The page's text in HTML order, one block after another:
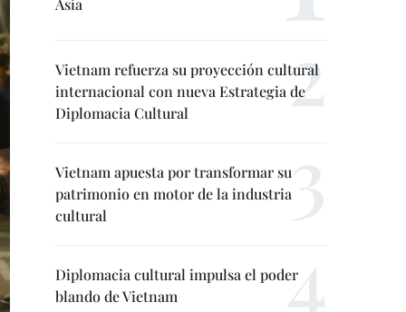
Asia
Vietnam refuerza su proyección cultural
internacional con nueva Estrategia de
Diplomacia Cultural
Vietnam apuesta por transformar su
patrimonio en motor de la industria
cultural
Diplomacia cultural impulsa el poder
blando de Vietnam